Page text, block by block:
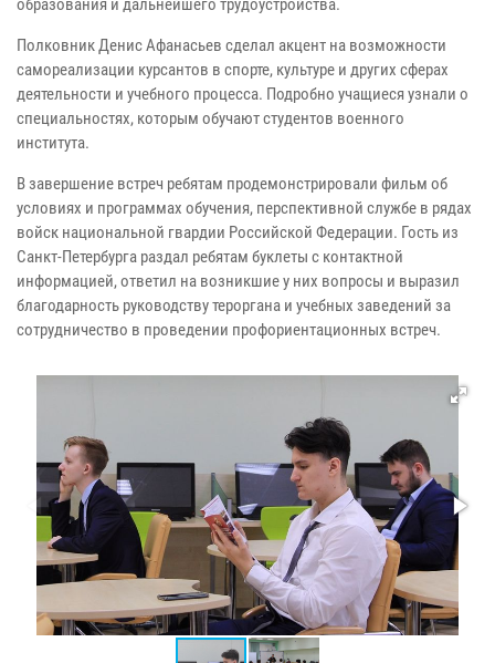
образования и дальнейшего трудоустройства.
Полковник Денис Афанасьев сделал акцент на возможности
самореализации курсантов в спорте, культуре и других сферах
деятельности и учебного процесса. Подробно учащиеся узнали о
специальностях, которым обучают студентов военного
института.
В завершение встреч ребятам продемонстрировали фильм об
условиях и программах обучения, перспективной службе в рядах
войск национальной гвардии Российской Федерации. Гость из
Санкт-Петербурга раздал ребятам буклеты с контактной
информацией, ответил на возникшие у них вопросы и выразил
благодарность руководству тероргана и учебных заведений за
сотрудничество в проведении профориентационных встреч.